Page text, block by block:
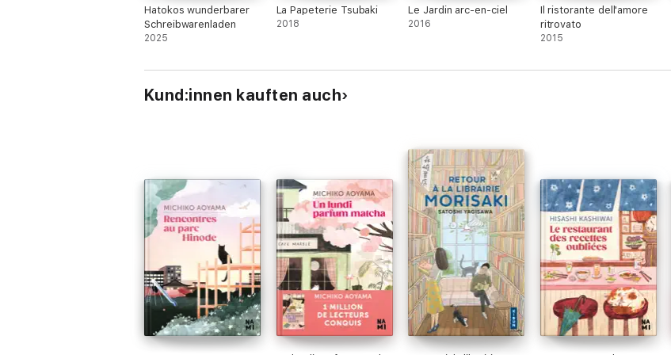
Hatokos wunderbarer
Schreibwarenladen
2025
La Papeterie Tsubaki
2018
Le Jardin arc-en-ciel
2016
Il ristorante dell'amore
ritrovato
2015
Kund:innen kauften auch